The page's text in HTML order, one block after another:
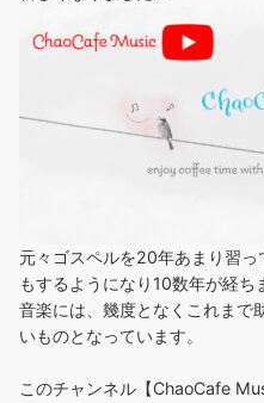
元々ゴスペルを20年あまり習
もするようになり10数年が経ち
音楽には、幾度となくこれまで
いものとなっています。
このチャンネル【ChaoCafe